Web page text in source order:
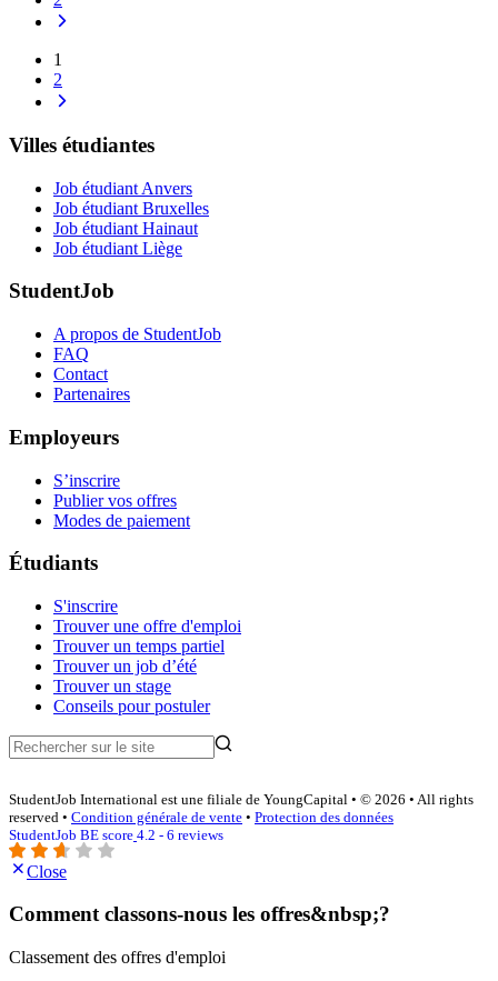
1
2
Villes étudiantes
Job étudiant Anvers
Job étudiant Bruxelles
Job étudiant Hainaut
Job étudiant Liège
StudentJob
A propos de StudentJob
FAQ
Contact
Partenaires
Employeurs
S’inscrire
Publier vos offres
Modes de paiement
Étudiants
S'inscrire
Trouver une offre d'emploi
Trouver un temps partiel
Trouver un job d’été
Trouver un stage
Conseils pour postuler
StudentJob International est une filiale de YoungCapital • © 2026 • All rights
reserved • Condition générale de vente • Protection des données
StudentJob BE score 4.2 - 6 reviews
Close
Comment classons-nous les offres&nbsp;?
Classement des offres d'emploi